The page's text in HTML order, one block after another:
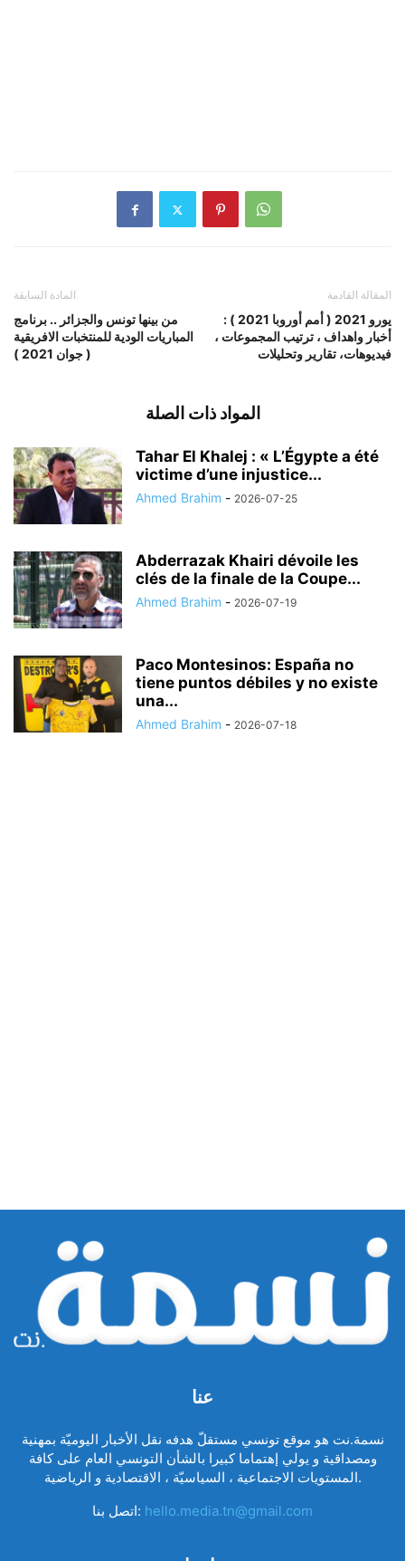
المادة السابقة
من بينها تونس والجزائر .. برنامج
المباريات الودية للمنتخبات الافريقية
( جوان 2021 )
المقالة القادمة
يورو 2021 ( أمم أوروبا 2021 ) :
أخبار واهداف ، ترتيب المجموعات ،
فيديوهات، تقارير وتحليلات
المواد ذات الصلة
Tahar El Khalej : « L’Égypte a été
victime d’une injustice...
Ahmed Brahim - 2026-07-25
Abderrazak Khairi dévoile les
clés de la finale de la Coupe...
Ahmed Brahim - 2026-07-19
Paco Montesinos: España no
tiene puntos débiles y no existe
una...
Ahmed Brahim - 2026-07-18
عنا
نسمة.نت هو موقع تونسي مستقلّ هدفه نقل الأخبار اليوميّة بمهنية
ومصداقية و يولي إهتماما كبيرا بالشأن التونسي العام على كافة
المستويات الاجتماعية ، السياسيّة ، الاقتصادية و الرياضية.
اتصل بنا: hello.media.tn@gmail.com